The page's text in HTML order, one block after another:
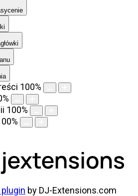
100%
%
100%
%
by DJ-Extensions.com